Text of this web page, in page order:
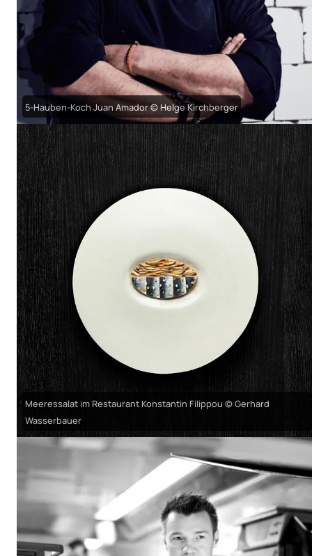
5-Hauben-Koch Juan Amador © Helge Kirchberger
Meeressalat im Restaurant Konstantin Filippou © Gerhard
Wasserbauer